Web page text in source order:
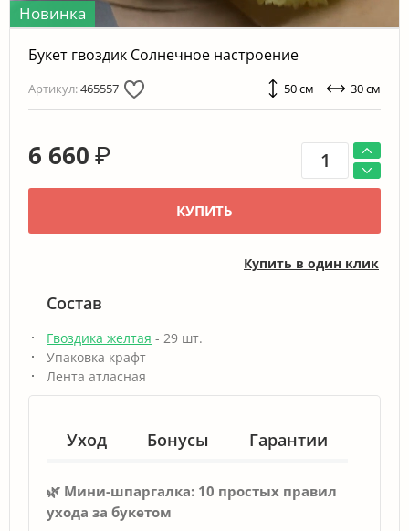
Новинка
Букет гвоздик Солнечное настроение
Артикул:465557 50 см 30 см
6 660 ₽
КУПИТЬ
Купить в один клик
Состав
Гвоздика желтая - 29 шт.
Упаковка крафт
Лента атласная
Уход Бонусы Гарантии
🌿 Мини-шпаргалка: 10 простых правил
ухода за букетом